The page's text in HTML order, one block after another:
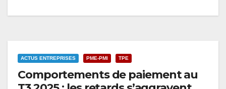
ACTUS ENTREPRISES PME-PMI TPE
Comportements de paiement au